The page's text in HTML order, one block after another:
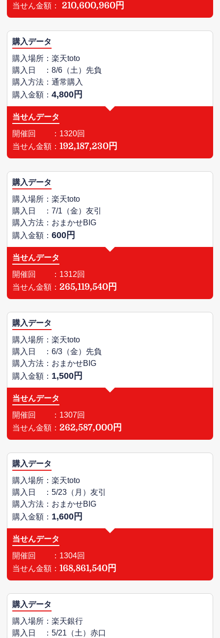
当せん金額：
210,600,960円
購入データ
購入場所：楽天toto
購入日 ：8/6（土）先負
購入方法：通常購入
購入金額： 4,800円
当せんデータ
開催回 ：1320回
当せん金額： 192,187,230円
購入データ
購入場所：楽天toto
購入日 ：7/1（金）友引
購入方法：おまかせBIG
購入金額： 600円
当せんデータ
開催回 ：1312回
当せん金額： 265,119,540円
購入データ
購入場所：楽天toto
購入日 ：6/3（金）先負
購入方法：おまかせBIG
購入金額： 1,500円
当せんデータ
開催回 ：1307回
当せん金額： 262,587,000円
購入データ
購入場所：楽天toto
購入日 ：5/23（月）友引
購入方法：おまかせBIG
購入金額： 1,600円
当せんデータ
開催回 ：1304回
当せん金額： 168,861,540円
購入データ
購入場所：楽天銀行
購入日 ：5/21（土）赤口